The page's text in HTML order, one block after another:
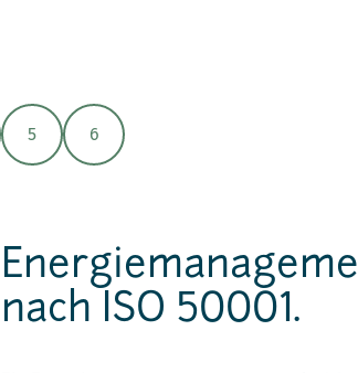
5 6
nach ISO 50001.